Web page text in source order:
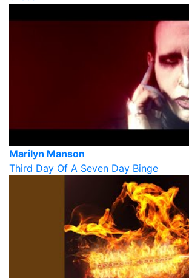
Marilyn Manson
Third Day Of A Seven Day Binge